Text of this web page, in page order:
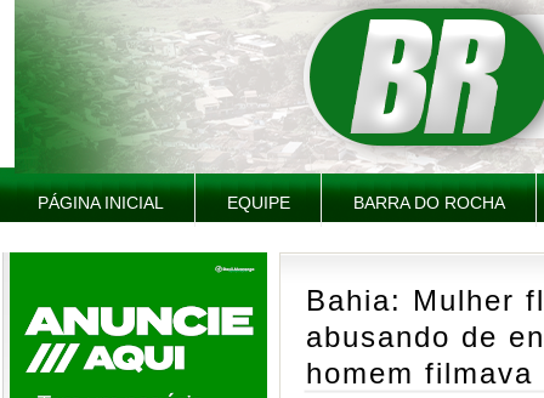
PÁGINA INICIAL EQUIPE BARRA DO ROCHA
Bahia: Mulher
abusando de
homem filmava